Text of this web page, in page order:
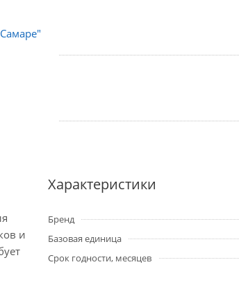
и
Характеристики
Бренд
Базовая единица
Срок годности, месяцев